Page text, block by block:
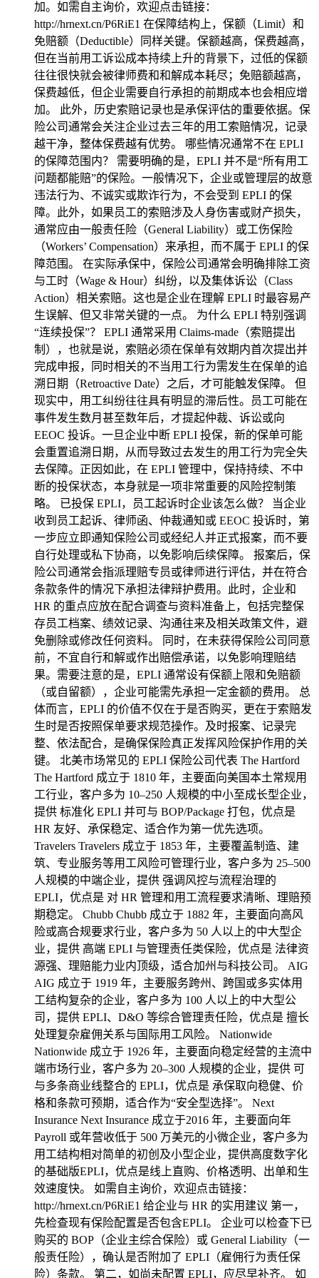
加。如需自主询价，欢迎点击链接：
http://hrnext.cn/P6RiE1 在保障结构上，保额（Limit）和
免赔额（Deductible）同样关键。保额越高，保费越高，
但在当前用工诉讼成本持续上升的背景下，过低的保额
往往很快就会被律师费和和解成本耗尽；免赔额越高，
保费越低，但企业需要自行承担的前期成本也会相应增
加。 此外，历史索赔记录也是承保评估的重要依据。保
险公司通常会关注企业过去三年的用工索赔情况，记录
越干净，整体保费越有优势。 哪些情况通常不在 EPLI
的保障范围内？ 需要明确的是，EPLI 并不是“所有用工
问题都能赔”的保险。一般情况下，企业或管理层的故意
违法行为、不诚实或欺诈行为，不会受到 EPLI 的保
障。此外，如果员工的索赔涉及人身伤害或财产损失，
通常应由一般责任险（General Liability）或工伤保险
（Workers’ Compensation）来承担，而不属于 EPLI 的保
障范围。 在实际承保中，保险公司通常会明确排除工资
与工时（Wage & Hour）纠纷，以及集体诉讼（Class
Action）相关索赔。这也是企业在理解 EPLI 时最容易产
生误解、但又非常关键的一点。 为什么 EPLI 特别强调
“连续投保”？ EPLI 通常采用 Claims-made（索赔提出
制），也就是说，索赔必须在保单有效期内首次提出并
完成申报，同时相关的不当用工行为需发生在保单的追
溯日期（Retroactive Date）之后，才可能触发保障。 但
现实中，用工纠纷往往具有明显的滞后性。员工可能在
事件发生数月甚至数年后，才提起仲裁、诉讼或向
EEOC 投诉。一旦企业中断 EPLI 投保，新的保单可能
会重置追溯日期，从而导致过去发生的用工行为完全失
去保障。正因如此，在 EPLI 管理中，保持持续、不中
断的投保状态，本身就是一项非常重要的风险控制策
略。 已投保 EPLI，员工起诉时企业该怎么做？ 当企业
收到员工起诉、律师函、仲裁通知或 EEOC 投诉时，第
一步应立即通知保险公司或经纪人并正式报案，而不要
自行处理或私下协商，以免影响后续保障。 报案后，保
险公司通常会指派理赔专员或律师进行评估，并在符合
条款条件的情况下承担法律辩护费用。此时，企业和
HR 的重点应放在配合调查与资料准备上，包括完整保
存员工档案、绩效记录、沟通往来及相关政策文件，避
免删除或修改任何资料。 同时，在未获得保险公司同意
前，不宜自行和解或作出赔偿承诺，以免影响理赔结
果。需要注意的是，EPLI 通常设有保额上限和免赔额
（或自留额），企业可能需先承担一定金额的费用。 总
体而言，EPLI 的价值不仅在于是否购买，更在于索赔发
生时是否按照保单要求规范操作。及时报案、记录完
整、依法配合，是确保保险真正发挥风险保护作用的关
键。 北美市场常见的 EPLI 保险公司代表 The Hartford
The Hartford 成立于 1810 年，主要面向美国本土常规用
工行业，客户多为 10–250 人规模的中小至成长型企业，
提供 标准化 EPLI 并可与 BOP/Package 打包，优点是
HR 友好、承保稳定、适合作为第一优先选项。
Travelers Travelers 成立于 1853 年，主要覆盖制造、建
筑、专业服务等用工风险可管理行业，客户多为 25–500
人规模的中端企业，提供 强调风控与流程治理的
EPLI，优点是 对 HR 管理和用工流程要求清晰、理赔预
期稳定。 Chubb Chubb 成立于 1882 年，主要面向高风
险或高合规要求行业，客户多为 50 人以上的中大型企
业，提供 高端 EPLI 与管理责任类保险，优点是 法律资
源强、理赔能力业内顶级，适合加州与科技公司。 AIG
AIG 成立于 1919 年，主要服务跨州、跨国或多实体用
工结构复杂的企业，客户多为 100 人以上的中大型公
司，提供 EPLI、D&O 等综合管理责任险，优点是 擅长
处理复杂雇佣关系与国际用工风险。 Nationwide
Nationwide 成立于 1926 年，主要面向稳定经营的主流中
端市场行业，客户多为 20–300 人规模的企业，提供 可
与多条商业线整合的 EPLI，优点是 承保取向稳健、价
格和条款可预期，适合作为“安全型选择”。 Next
Insurance Next Insurance 成立于2016 年，主要面向年
Payroll 或年营收低于 500 万美元的小微企业，客户多为
用工结构相对简单的初创及小型企业，提供高度数字化
的基础版EPLI，优点是线上直购、价格透明、出单和生
效速度快。 如需自主询价，欢迎点击链接：
http://hrnext.cn/P6RiE1 给企业与 HR 的实用建议 第一，
先检查现有保险配置是否包含EPLI。 企业可以检查下已
购买的 BOP（企业主综合保险）或 General Liability（一
般责任险），确认是否附加了 EPLI（雇佣行为责任保
险）条款。 第二，如尚未配置 EPLI，应尽早补齐。 如